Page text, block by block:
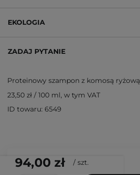
94,00 zł / szt.
EKOLOGIA
ZADAJ PYTANIE
Proteinowy szampon z komosą ryżową
23,50 zł / 100 ml, w tym VAT
ID towaru: 6549